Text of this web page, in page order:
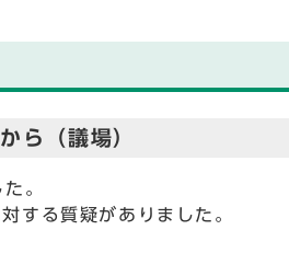
ら（議場）
。
する質疑がありました。